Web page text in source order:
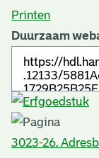
Printen
Duurzaam
3023-26.